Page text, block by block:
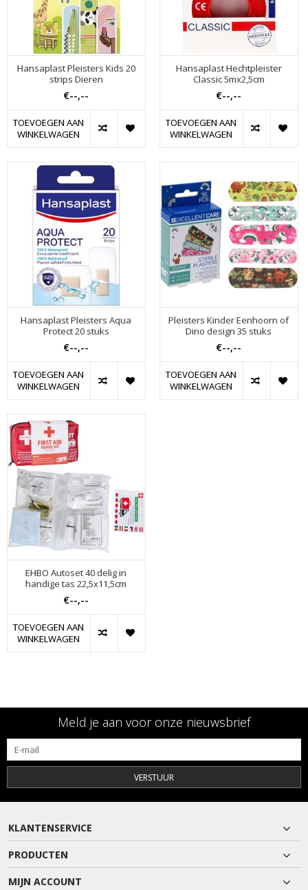
Hansaplast Pleisters Kids 20
strips Dieren
€--,--
TOEVOEGEN AAN
WINKELWAGEN
Hansaplast Hechtpleister
Classic 5mx2,5cm
€--,--
TOEVOEGEN AAN
WINKELWAGEN
Hansaplast Pleisters Aqua
Protect 20 stuks
€--,--
TOEVOEGEN AAN
WINKELWAGEN
Pleisters Kinder Eenhoorn of
Dino design 35 stuks
€--,--
TOEVOEGEN AAN
WINKELWAGEN
EHBO Autoset 40 delig in
handige tas 22,5x11,5cm
€--,--
TOEVOEGEN AAN
WINKELWAGEN
Meld je aan voor onze nieuwsbrief
VERSTUUR
KLANTENSERVICE
PRODUCTEN
MIJN ACCOUNT